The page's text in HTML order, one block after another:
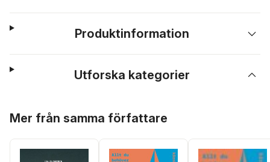
Produktinformation
Utforska kategorier
Mer från samma författare